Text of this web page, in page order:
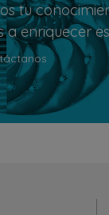
tu
enriquecer